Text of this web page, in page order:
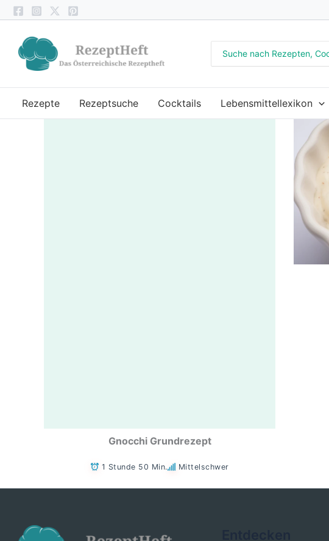
Zum
Inhalt
springen
for:
Rezepte Rezeptsuche Cocktails Lebensmittellexikon
Gnocchi Grundrezept
1 Stunde 50 Min. Mittelschwer